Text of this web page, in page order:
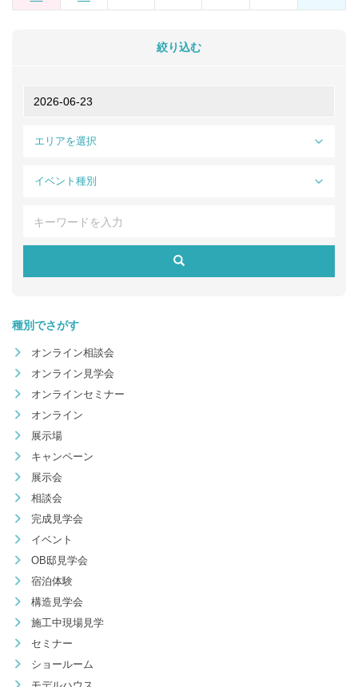
絞り込む
エリアを選択
イベント種別
種別でさがす
オンライン相談会
オンライン見学会
オンラインセミナー
オンライン
展示場
キャンペーン
展示会
相談会
完成見学会
イベント
OB邸見学会
宿泊体験
構造見学会
施工中現場見学
セミナー
ショールーム